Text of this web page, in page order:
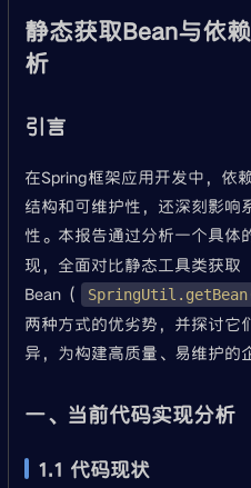
静态获取Bean与依
析
引言
在Spring框架应用开发中，依
结构和可维护性，还深刻影响
性。本报告通过分析一个具体
现，全面对比静态工具类获取
Bean（
两种方式的优劣势，并探讨它
异，为构建高质量、易维护的
一、当前代码实现分析
1.1 代码现状